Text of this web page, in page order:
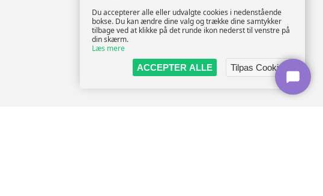
Du accepterer alle eller udvalgte cookies i nedenstående
bokse. Du kan ændre dine valg og trække dine samtykker
tilbage ved at klikke på det runde ikon nederst til venstre på
din skærm.
Læs mere
ACCEPTER ALLE
Tilpas Cookies